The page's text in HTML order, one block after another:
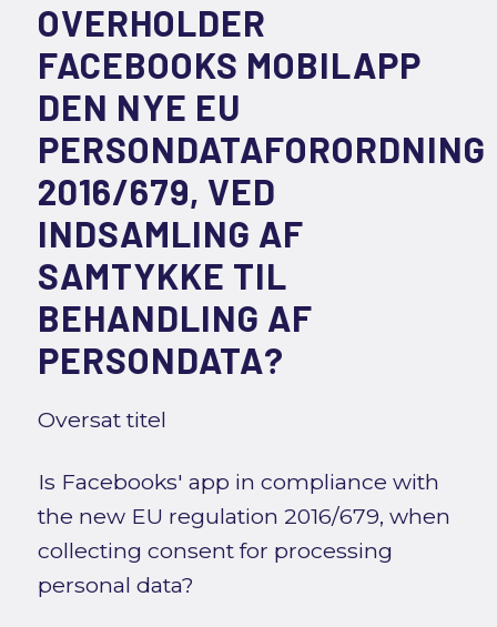
OVERHOLDER
FACEBOOKS MOBILAPP
DEN NYE EU
PERSONDATAFORORDNING
2016/679, VED
INDSAMLING AF
SAMTYKKE TIL
BEHANDLING AF
PERSONDATA?
Oversat titel
Is Facebooks' app in compliance with
the new EU regulation 2016/679, when
collecting consent for processing
personal data?